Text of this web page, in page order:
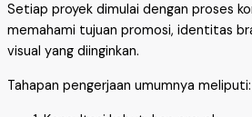
Setiap proyek dimulai dengan proses
memahami tujuan promosi, identitas
visual yang diinginkan.
Tahapan pengerjaan umumnya meliputi: